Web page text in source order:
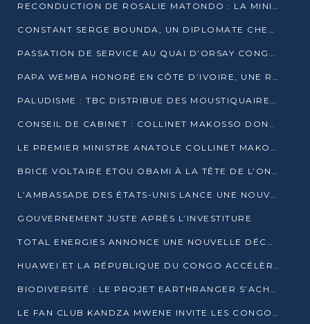
RECONDUCTION DE ROSALIE MATONDO : LA MINISTRE PROMET D’ACCÉLÉRER LE TRAITEMENT DES DOSSIERS ET DE RELEVER DE NOUVEAUX DÉFIS
CONSTANT SERGE BOUNDA, UN DIPLOMATE CHEVRONNÉ AUX COMMANDES DES AFFAIRES ÉTRANGÈRES
PASSATION DE SERVICE AU QUAI D’ORSAY CONGOLAIS : GAKOSSO PASSE LE FLAMBEAU À BOUNDA
PAPA WEMBA HONORÉ EN CÔTE D’IVOIRE, UNE RUE PORTE DÉSORMAIS SON NOM
PALUDISME : TBC DISTRIBUE DES MOUSTIQUAIRES DANS DEUX CSI DE BRAZZAVILLE
CONSEIL DE CABINET : COLLINET MAKOSSO DONNE SES DERNIÈRES ORIENTATIONS
LE PREMIER MINISTRE ANATOLE COLLINET MAKOSSO DÉMISSIONNE AVEC SON GOUVERNEMENT
BRICE VOLTAIRE ETOU OBAMI À LA TÊTE DE L’ONEC-C POUR TROIS ANS
L’AMBASSADE DES ÉTATS-UNIS LANCE UNE NOUVELLE COHORTE DU PROGRAMME ACCESS MICRO-SCHOLARSHIP
GOUVERNEMENT JUSTE APRÈS L’INVESTITURE
TOTAL ENERGIES ANNONCE UNE NOUVELLE DÉCOUVERTE D’HYDROCARBURES SUR LE PERMIS MOHO AU LARGE DU CONGO
HUAWEI ET LA RÉPUBLIQUE DU CONGO ACCÉLÈRENT LEUR PARTENARIAT
BIODIVERSITÉ : LE PROJET EARTHRANGER S’ACHÈVE, MAIS LES DÉFIS DEMEURENT
LE FAN CLUB KANDZA MWENE INVITE LES CONGOLAIS À UNE FORTE AFFLUENCE AU STADE DE KINTÉLÉ